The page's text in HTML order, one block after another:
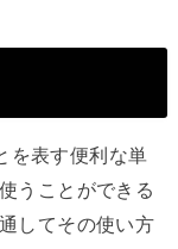
を表す便利な単
うことができる
してその使い方